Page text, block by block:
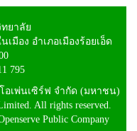
ทยาลัย
มือง อำเภอเมืองร้อยเอ็ด
795
อเพ่นเซิร์ฟ จำกัด (มหาชน)
All rights reserved.
Public Company